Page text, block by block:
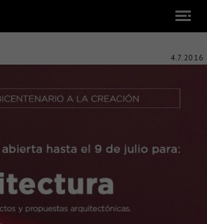
4.7.2016